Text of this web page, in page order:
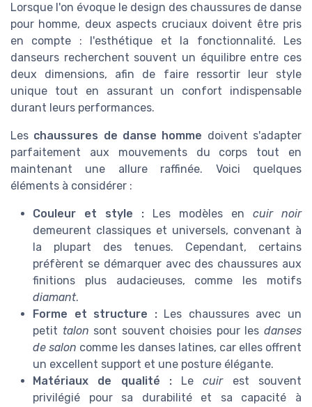
Lorsque l'on évoque le design des chaussures de danse
pour homme, deux aspects cruciaux doivent être pris
en compte : l'esthétique et la fonctionnalité. Les
danseurs recherchent souvent un équilibre entre ces
deux dimensions, afin de faire ressortir leur style
unique tout en assurant un confort indispensable
durant leurs performances.
Les chaussures de danse homme doivent s'adapter
parfaitement aux mouvements du corps tout en
maintenant une allure raffinée. Voici quelques
éléments à considérer :
Couleur et style : Les modèles en cuir noir
demeurent classiques et universels, convenant à
la plupart des tenues. Cependant, certains
préfèrent se démarquer avec des chaussures aux
finitions plus audacieuses, comme les motifs
diamant.
Forme et structure :Les chaussures avec un
petit talon sont souvent choisies pour lesdanses
de salon comme les danses latines, car elles offrent
un excellent support et une posture élégante.
Matériaux de qualité :Lecuirest souvent
privilégié pour sa durabilité et sa capacité à